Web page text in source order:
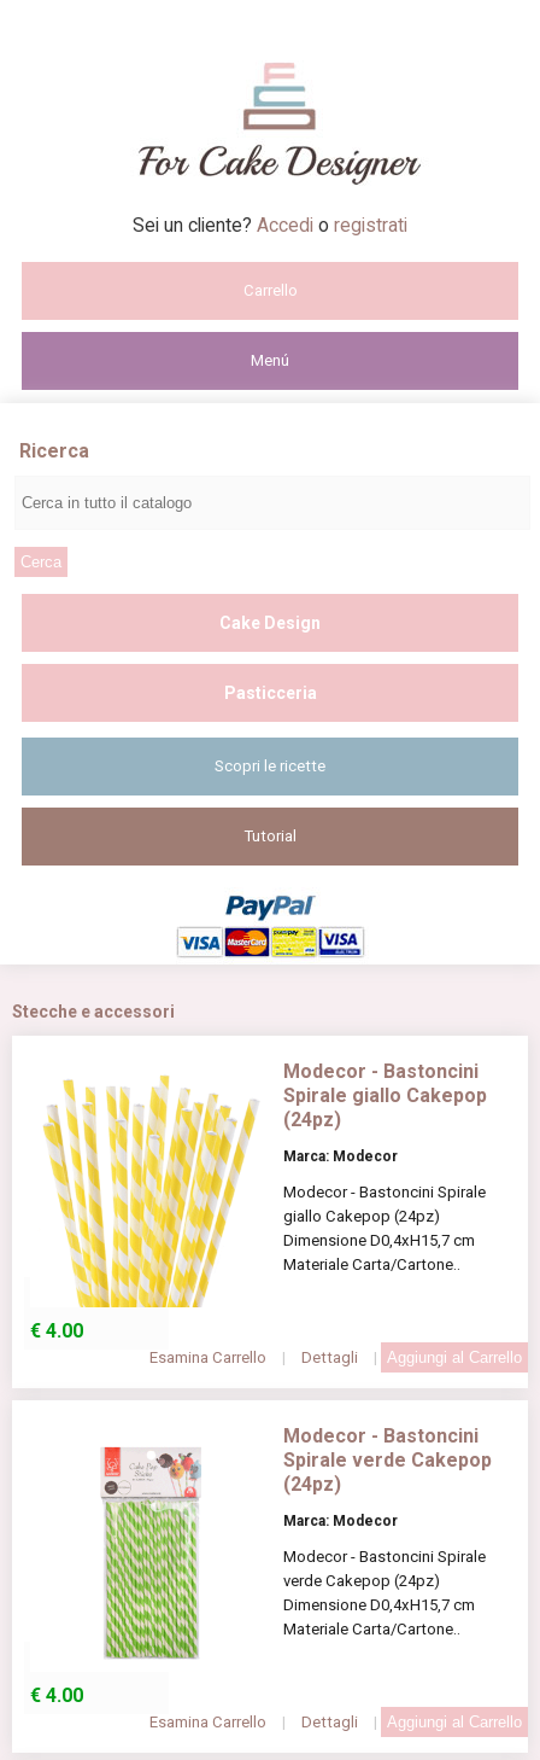
Sei un cliente? Accedi o registrati
Carrello
Menú
Ricerca
Cake Design
Pasticceria
Scopri le ricette
Tutorial
Stecche e accessori
Modecor - Bastoncini
Spirale giallo Cakepop
(24pz)
Marca: Modecor
Modecor - Bastoncini Spirale
giallo Cakepop (24pz)
Dimensione D0,4xH15,7 cm
Materiale Carta/Cartone..
€ 4.00
Esamina Carrello | Dettagli |
Modecor - Bastoncini
Spirale verde Cakepop
(24pz)
Marca: Modecor
Modecor - Bastoncini Spirale
verde Cakepop (24pz)
Dimensione D0,4xH15,7 cm
Materiale Carta/Cartone..
€ 4.00
Esamina Carrello | Dettagli |